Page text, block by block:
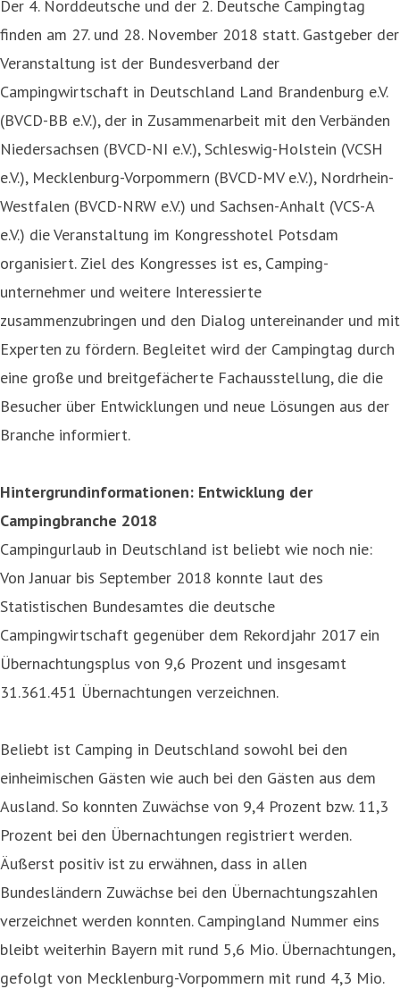
Der 4. Norddeutsche und der 2. Deutsche Campingtag
finden am 27. und 28. November 2018 statt. Gastgeber der
Veranstaltung ist der Bundesverband der
Campingwirtschaft in Deutschland Land Brandenburg e.V.
(BVCD-BB e.V.), der in Zusammenarbeit mit den Verbänden
Niedersachsen (BVCD-NI e.V.), Schleswig-Holstein (VCSH
e.V.), Mecklenburg-Vorpommern (BVCD-MV e.V.), Nordrhein-
Westfalen (BVCD-NRW e.V.) und Sachsen-Anhalt (VCS-A
e.V.) die Veranstaltung im Kongresshotel Potsdam
organisiert. Ziel des Kongresses ist es, Camping-
unternehmer und weitere Interessierte
zusammenzubringen und den Dialog untereinander und mit
Experten zu fördern. Begleitet wird der Campingtag durch
eine große und breitgefächerte Fachausstellung, die die
Besucher über Entwicklungen und neue Lösungen aus der
Branche informiert.
Hintergrundinformationen: Entwicklung der
Campingbranche 2018
Campingurlaub in Deutschland ist beliebt wie noch nie:
Von Januar bis September 2018 konnte laut des
Statistischen Bundesamtes die deutsche
Campingwirtschaft gegenüber dem Rekordjahr 2017 ein
Übernachtungsplus von 9,6 Prozent und insgesamt
31.361.451 Übernachtungen verzeichnen.
Beliebt ist Camping in Deutschland sowohl bei den
einheimischen Gästen wie auch bei den Gästen aus dem
Ausland. So konnten Zuwächse von 9,4 Prozent bzw. 11,3
Prozent bei den Übernachtungen registriert werden.
Äußerst positiv ist zu erwähnen, dass in allen
Bundesländern Zuwächse bei den Übernachtungszahlen
verzeichnet werden konnten. Campingland Nummer eins
bleibt weiterhin Bayern mit rund 5,6 Mio. Übernachtungen,
gefolgt von Mecklenburg-Vorpommern mit rund 4,3 Mio.